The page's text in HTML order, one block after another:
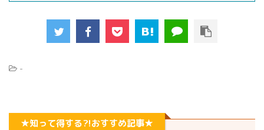
-
★知って得する?!おすすめ記事★